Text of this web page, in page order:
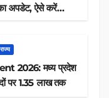
का अपडेट, ऐसे करें
राज्य
2026: मध्य प्रदेश
पर 1.35 लाख तक